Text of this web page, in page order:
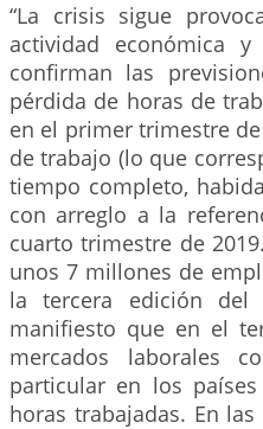
“La crisis sigue
actividad económica
confirman las
pérdida de horas de
en el primer trimestre
de trabajo (lo que
tiempo completo,
con arreglo a la
cuarto trimestre de
unos 7 millones de
la tercera edición
manifiesto que en el
mercados laborales
particular en los
horas trabajadas. En